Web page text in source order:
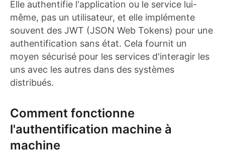
Elle authentifie l'application ou le service lui-
même, pas un utilisateur, et elle implémente
souvent des JWT (JSON Web Tokens) pour une
authentification sans état. Cela fournit un
moyen sécurisé pour les services d'interagir les
uns avec les autres dans des systèmes
distribués.
Comment fonctionne
l'authentification machine à
machine